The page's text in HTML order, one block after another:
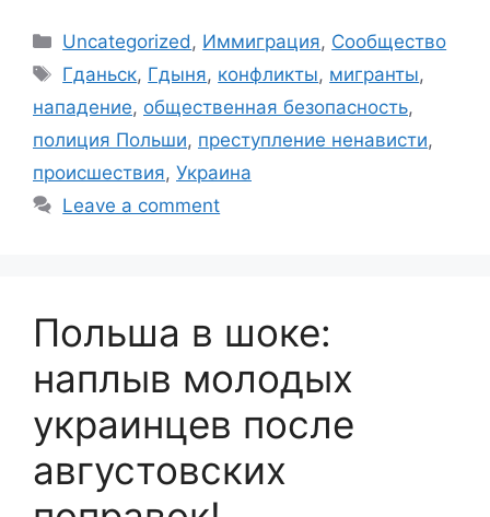
Categories
Uncategorized, Иммиграция, Сообщество
Tags
Гданьск, Гдыня, конфликты, мигранты,
нападение, общественная безопасность,
полиция Польши, преступление ненависти,
происшествия, Украина
Leave a comment
Польша в шоке:
наплыв молодых
украинцев после
августовских